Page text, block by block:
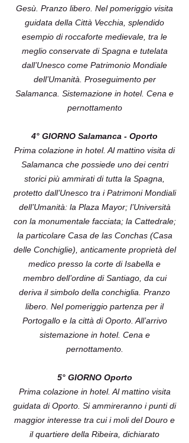
Gesù. Pranzo libero. Nel pomeriggio visita
guidata della Città Vecchia, splendido
esempio di roccaforte medievale, tra le
meglio conservate di Spagna e tutelata
dall’Unesco come Patrimonio Mondiale
dell’Umanità. Proseguimento per
Salamanca. Sistemazione in hotel. Cena e
pernottamento
4° GIORNO Salamanca - Oporto
Prima colazione in hotel. Al mattino visita di
Salamanca che possiede uno dei centri
storici più ammirati di tutta la Spagna,
protetto dall’Unesco tra i Patrimoni Mondiali
dell’Umanità: la Plaza Mayor; l’Università
con la monumentale facciata; la Cattedrale;
la particolare Casa de las Conchas (Casa
delle Conchiglie), anticamente proprietà del
medico presso la corte di Isabella e
membro dell’ordine di Santiago, da cui
deriva il simbolo della conchiglia. Pranzo
libero. Nel pomeriggio partenza per il
Portogallo e la città di Oporto. All’arrivo
sistemazione in hotel. Cena e
pernottamento.
5° GIORNO Oporto
Prima colazione in hotel. Al mattino visita
guidata di Oporto. Si ammireranno i punti di
maggior interesse tra cui i moli del Douro e
il quartiere della Ribeira, dichiarato